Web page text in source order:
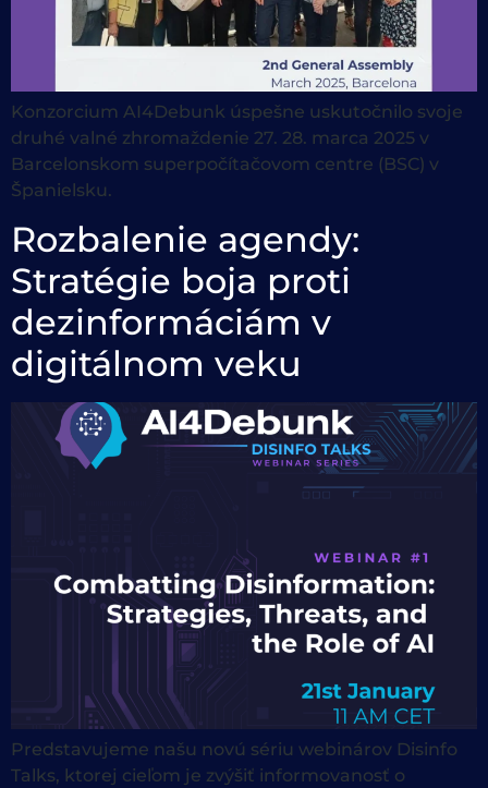
Konzorcium AI4Debunk úspešne uskutočnilo svoje
druhé valné zhromaždenie 27. 28. marca 2025 v
Barcelonskom superpočítačovom centre (BSC) v
Španielsku.
Rozbalenie agendy:
Stratégie boja proti
dezinformáciám v
digitálnom veku
Predstavujeme našu novú sériu webinárov Disinfo
Talks, ktorej cieľom je zvýšiť informovanosť o